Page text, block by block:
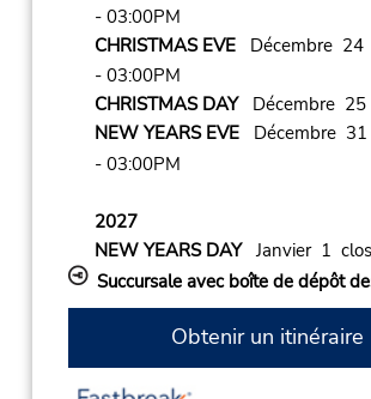
- 03:00PM
CHRISTMAS EVEDécembre 24
- 03:00PM
CHRISTMAS DAYDécembre 25
NEW YEARS EVEDécembre 31
- 03:00PM
2027
NEW YEARS DAYJanvier 1
Succursale avec boîte de dépôt
Obtenir un itinéraire